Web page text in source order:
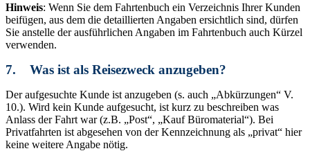
Hinweis: Wenn Sie dem Fahrtenbuch ein Verzeichnis Ihrer Kunden
beifügen, aus dem die detaillierten Angaben ersichtlich sind, dürfen
Sie anstelle der ausführlichen Angaben im Fahrtenbuch auch Kürzel
verwenden.
7. Was ist als Reisezweck anzugeben?
Der aufgesuchte Kunde ist anzugeben (s. auch „Abkürzungen“ V.
10.). Wird kein Kunde aufgesucht, ist kurz zu beschreiben was
Anlass der Fahrt war (z.B. „Post“, „Kauf Büromaterial“). Bei
Privatfahrten ist abgesehen von der Kennzeichnung als „privat“ hier
keine weitere Angabe nötig.